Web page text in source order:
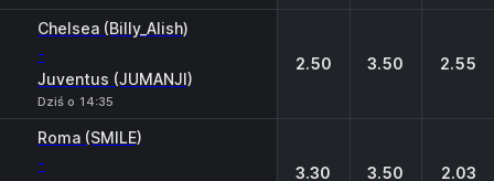
Chelsea (Billy_Alish)
-
Juventus (JUMANJI)
Dziś o 14:35
2.50 3.50 2.55
Roma (SMILE)
- 3.30 3.50 2.03